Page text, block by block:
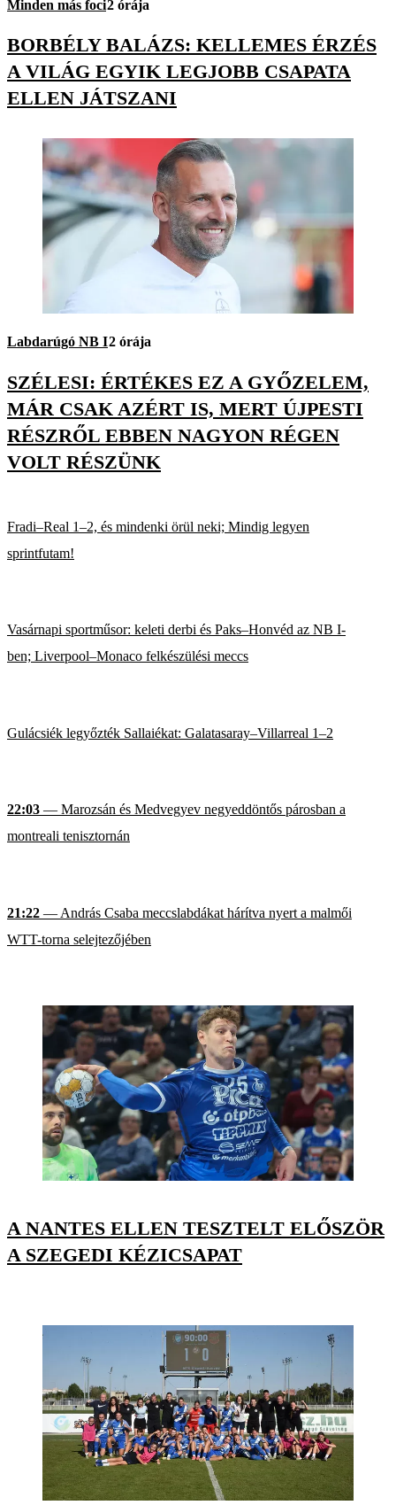
Minden más foci2 órája
BORBÉLY BALÁZS: KELLEMES ÉRZÉS
A VILÁG EGYIK LEGJOBB CSAPATA
ELLEN JÁTSZANI
Labdarúgó NB I2 órája
SZÉLESI: ÉRTÉKES EZ A GYŐZELEM,
MÁR CSAK AZÉRT IS, MERT ÚJPESTI
RÉSZRŐL EBBEN NAGYON RÉGEN
VOLT RÉSZÜNK
Fradi–Real 1–2, és mindenki örül neki; Mindig legyen
sprintfutam!
Vasárnapi sportműsor: keleti derbi és Paks–Honvéd az NB I-
ben; Liverpool–Monaco felkészülési meccs
Gulácsiék legyőzték Sallaiékat: Galatasaray–Villarreal 1–2
22:03 — Marozsán és Medvegyev negyeddöntős párosban a
montreali tenisztornán
21:22 — András Csaba meccslabdákat hárítva nyert a malmői
WTT-torna selejtezőjében
A NANTES ELLEN TESZTELT ELŐSZÖR
A SZEGEDI KÉZICSAPAT